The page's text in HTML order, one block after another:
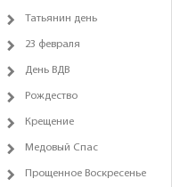
Татьянин день
23 февраля
День ВДВ
Рождество
Крещение
Медовый Спас
Прощенное Воскресенье